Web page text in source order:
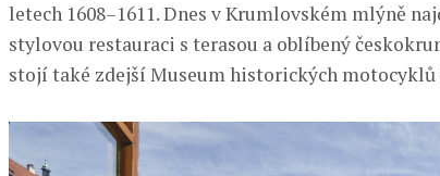
letech 1608–1611. Dnes v Krumlovském mlýně
stylovou restauraci s terasou a oblíbený
stojí také zdejší Museum historických motocyklů